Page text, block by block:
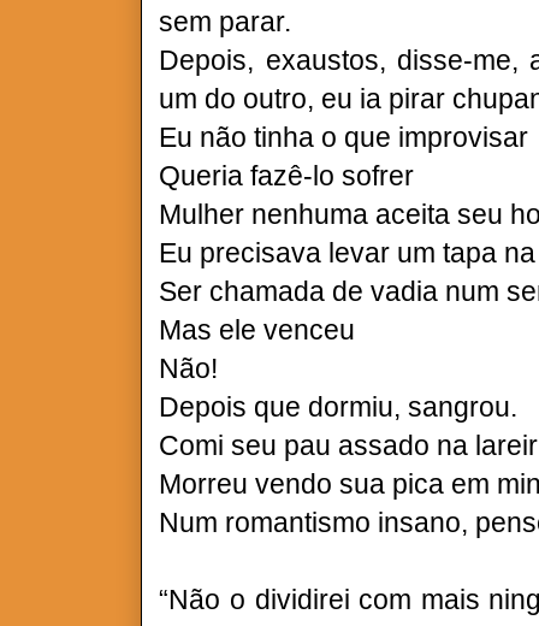
sem parar.
Depois, exaustos, disse-me,
um do outro, eu ia pirar
Eu não tinha o que improvisar
Queria fazê-lo sofrer
Mulher nenhuma aceita seu
Eu precisava levar um tapa
Ser chamada de vadia num
Mas ele venceu
Não!
Depois que dormiu, sangrou.
Comi seu pau assado na
Morreu vendo sua pica em
Num romantismo insano,
“Não o dividirei com mais